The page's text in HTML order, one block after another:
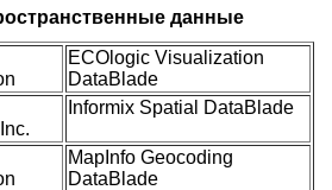
данные
ECOlogic Visualization
DataBlade
Informix Spatial DataBlade
MapInfo Geocoding
DataBlade